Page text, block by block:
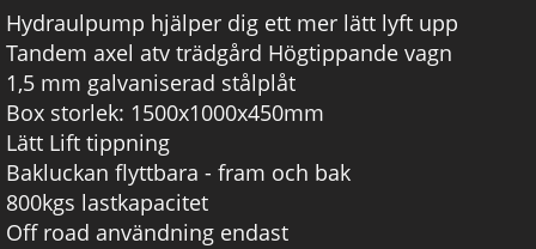
Hydraulpump hjälper dig ett mer lätt lyft upp
Tandem axel atv trädgård Högtippande vagn
1,5 mm galvaniserad stålplåt
Box storlek: 1500x1000x450mm
Lätt Lift tippning
Bakluckan flyttbara - fram och bak
800kgs lastkapacitet
Off road användning endast